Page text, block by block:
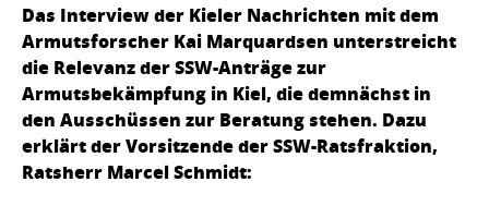
Das Interview der Kieler Nachrichten mit dem
Armutsforscher Kai Marquardsen unterstreicht
die Relevanz der SSW-Anträge zur
Armutsbekämpfung in Kiel, die demnächst in
den Ausschüssen zur Beratung stehen. Dazu
erklärt der Vorsitzende der SSW-Ratsfraktion,
Ratsherr Marcel Schmidt: